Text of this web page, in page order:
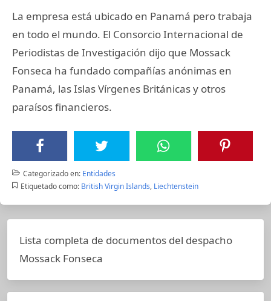
La empresa está ubicado en Panamá pero trabaja
en todo el mundo. El Consorcio Internacional de
Periodistas de Investigación dijo que Mossack
Fonseca ha fundado compañías anónimas en
Panamá, las Islas Vírgenes Británicas y otros
paraísos financieros.
Categorizado en: Entidades
Etiquetado como: British Virgin Islands, Liechtenstein
Lista completa de documentos del despacho
Mossack Fonseca